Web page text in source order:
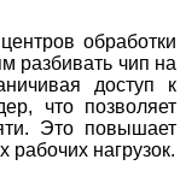
обработки
разбивать чип на
доступ к
что позволяет
Это повышает
рабочих нагрузок.